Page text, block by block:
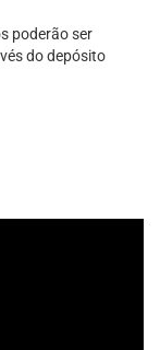
poderão ser
do depósito